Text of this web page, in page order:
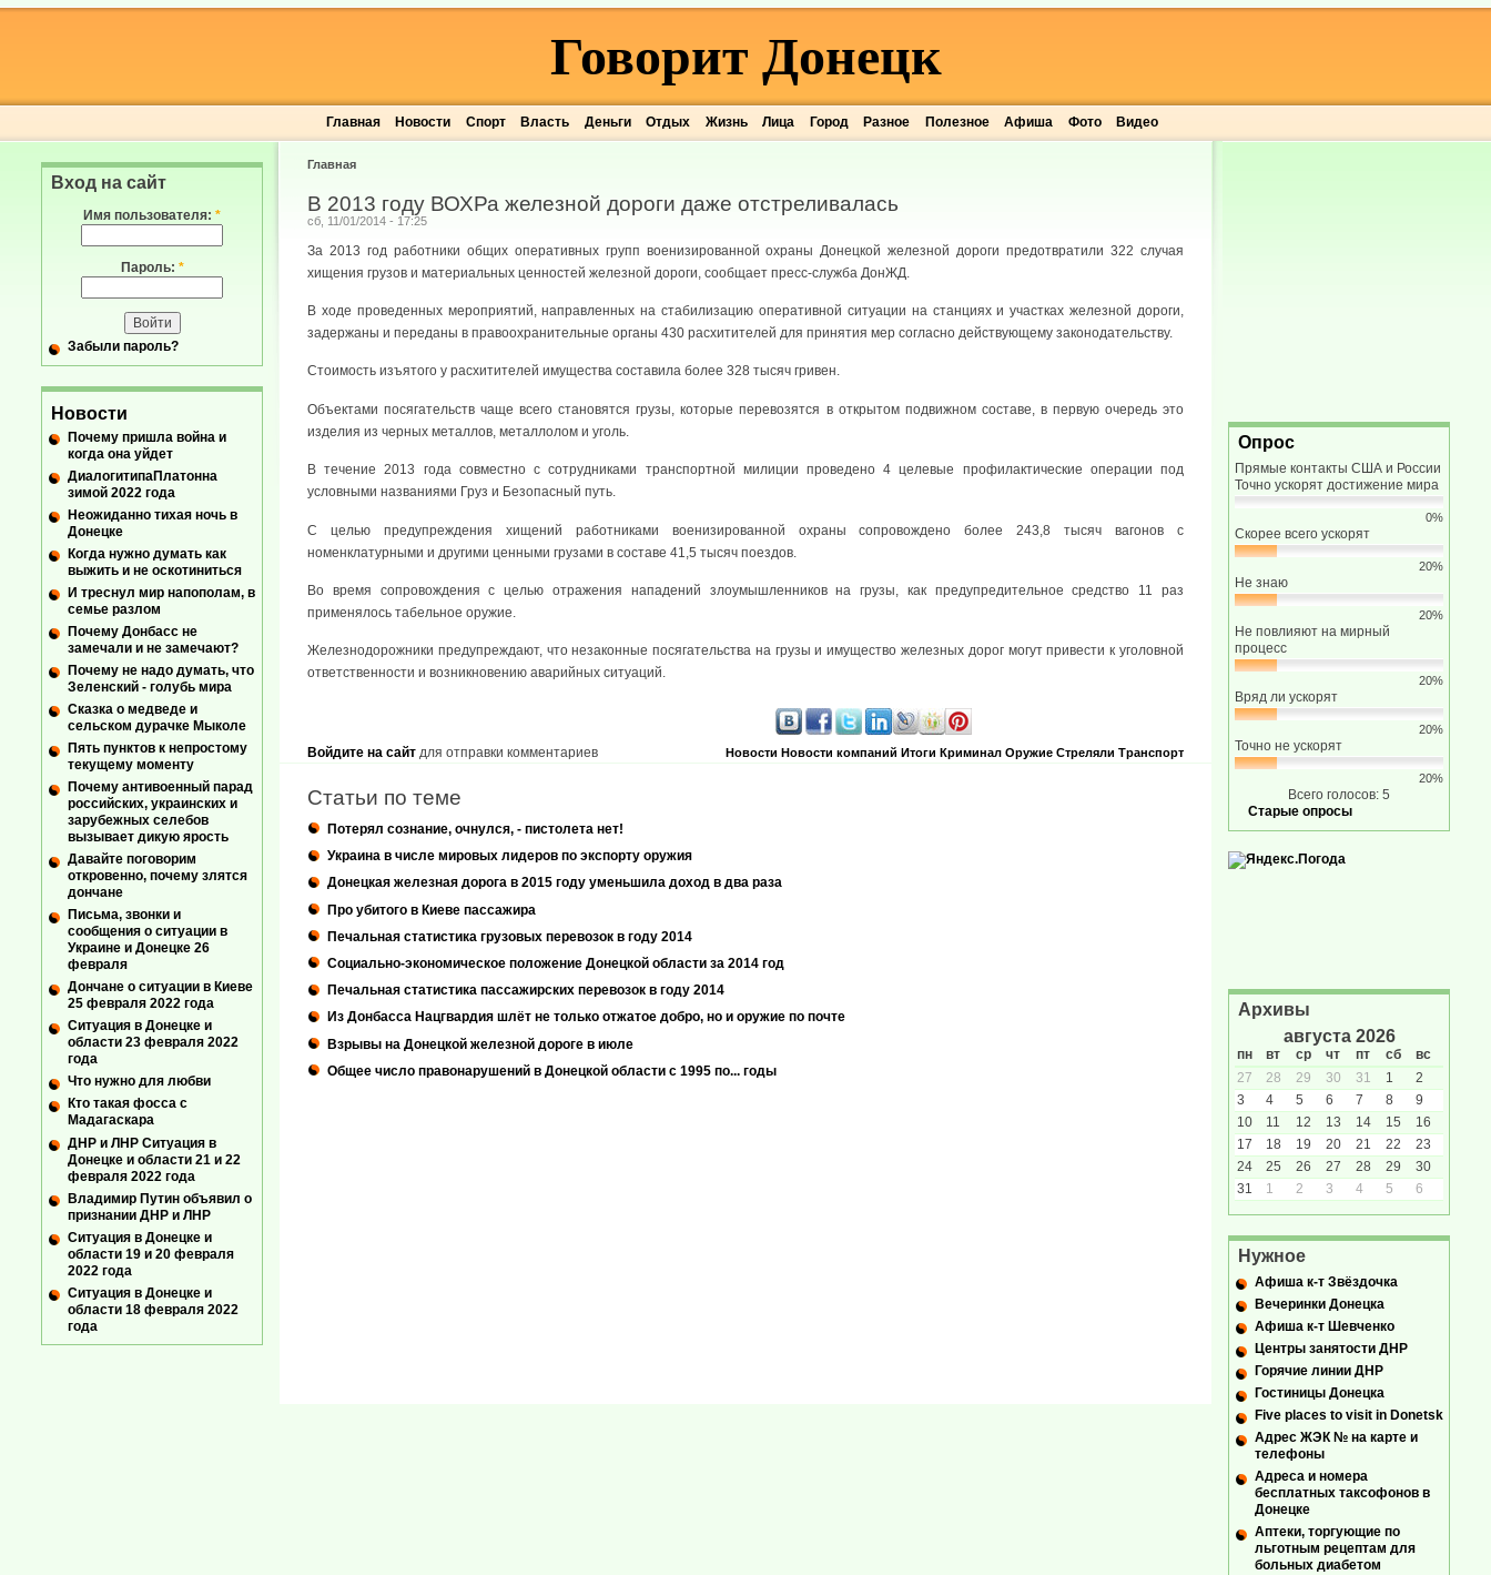
Главная Новости Спорт Власть Деньги Отдых Жизнь Лица Город Разное Полезное Афиша Фото Видео
Говорит Донецк
Главная
В 2013 году ВОХРа железной дороги даже отстреливалась
сб, 11/01/2014 - 17:25
За 2013 год работники общих оперативных групп военизированной охраны Донецкой железной дороги предотвратили 322 случая
хищения грузов и материальных ценностей железной дороги, сообщает пресс-служба ДонЖД.
В ходе проведенных мероприятий, направленных на стабилизацию оперативной ситуации на станциях и участках железной дороги,
задержаны и переданы в правоохранительные органы 430 расхитителей для принятия мер согласно действующему законодательству.
Стоимость изъятого у расхитителей имущества составила более 328 тысяч гривен.
Объектами посягательств чаще всего становятся грузы, которые перевозятся в открытом подвижном составе, в первую очередь это
изделия из черных металлов, металлолом и уголь.
В течение 2013 года совместно с сотрудниками транспортной милиции проведено 4 целевые профилактические операции под
условными названиями Груз и Безопасный путь.
С целью предупреждения хищений работниками военизированной охраны сопровождено более 243,8 тысяч вагонов с
номенклатурными и другими ценными грузами в составе 41,5 тысяч поездов.
Во время сопровождения с целью отражения нападений злоумышленников на грузы, как предупредительное средство 11 раз
применялось табельное оружие.
Железнодорожники предупреждают, что незаконные посягательства на грузы и имущество железных дорог могут привести к уголовной
ответственности и возникновению аварийных ситуаций.
Новости Новости компаний Итоги Криминал Оружие Стреляли Транспорт
Войдите на сайт для отправки комментариев
Статьи по теме
Потерял сознание, очнулся, - пистолета нет!
Украина в числе мировых лидеров по экспорту оружия
Донецкая железная дорога в 2015 году уменьшила доход в два раза
Про убитого в Киеве пассажира
Печальная статистика грузовых перевозок в году 2014
Социально-экономическое положение Донецкой области за 2014 год
Печальная статистика пассажирских перевозок в году 2014
Из Донбасса Нацгвардия шлёт не только отжатое добро, но и оружие по почте
Взрывы на Донецкой железной дороге в июле
Общее число правонарушений в Донецкой области с 1995 по... годы
Вход на сайт
Имя пользователя: *
Пароль: *
Забыли пароль?
Новости
Почему пришла война и
когда она уйдет
ДиалогитипаПлатонна
зимой 2022 года
Неожиданно тихая ночь в
Донецке
Когда нужно думать как
выжить и не оскотиниться
И треснул мир напополам, в
семье разлом
Почему Донбасс не
замечали и не замечают?
Почему не надо думать, что
Зеленский - голубь мира
Сказка о медведе и
сельском дурачке Мыколе
Пять пунктов к непростому
текущему моменту
Почему антивоенный парад
российских, украинских и
зарубежных селебов
вызывает дикую ярость
Давайте поговорим
откровенно, почему злятся
дончане
Письма, звонки и
сообщения о ситуации в
Украине и Донецке 26
февраля
Дончане о ситуации в Киеве
25 февраля 2022 года
Ситуация в Донецке и
области 23 февраля 2022
года
Что нужно для любви
Кто такая фосса с
Мадагаскара
ДНР и ЛНР Ситуация в
Донецке и области 21 и 22
февраля 2022 года
Владимир Путин объявил о
признании ДНР и ЛНР
Ситуация в Донецке и
области 19 и 20 февраля
2022 года
Ситуация в Донецке и
области 18 февраля 2022
года
Опрос
Прямые контакты США и России
Точно ускорят достижение мира
0%
Скорее всего ускорят
20%
Не знаю
20%
Не повлияют на мирный
процесс
20%
Вряд ли ускорят
20%
Точно не ускорят
20%
Всего голосов: 5
Старые опросы
Архивы
августа 2026
пн вт ср чт пт сб
вс
27
28 29 30 31 1
2
3
4 5 6 7 8
9
10
11 12 13 14 15
16
17
18 19 20 21 22
23
24
25 26 27 28 29
30
31
1 2 3 4 5 6
Нужное
Афиша к-т Звёздочка
Вечеринки Донецка
Афиша к-т Шевченко
Центры занятости ДНР
Горячие линии ДНР
Гостиницы Донецка
Five places to visit in Donetsk
Адрес ЖЭК № на карте и
телефоны
Адреса и номера
бесплатных таксофонов в
Донецке
Аптеки, торгующие по
льготным рецептам для
больных диабетом